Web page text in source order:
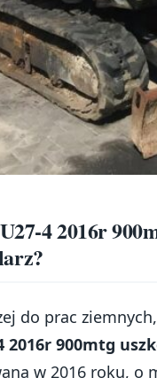
4 2016r
do prac
2016r 900mtg
w 2016 roku, o